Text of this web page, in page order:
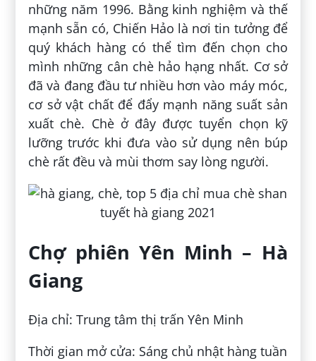
những năm 1996. Bằng kinh nghiệm và thế
mạnh sẵn có, Chiến Hảo là nơi tin tưởng để
quý khách hàng có thể tìm đến chọn cho
mình những cân chè hảo hạng nhất. Cơ sở
đã và đang đầu tư nhiều hơn vào máy móc,
cơ sở vật chất để đẩy mạnh năng suất sản
xuất chè. Chè ở đây được tuyển chọn kỹ
lưỡng trước khi đưa vào sử dụng nên búp
chè rất đều và mùi thơm say lòng người.
Chợ phiên Yên Minh – Hà
Giang
Địa chỉ: Trung tâm thị trấn Yên Minh
Thời gian mở cửa: Sáng chủ nhật hàng tuần